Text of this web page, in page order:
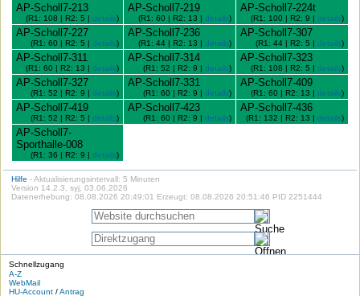
AP-Scholl7-213
(R1: 108 | R2: 5 | details)
AP-Scholl7-219
(R1: 60 | R2: 13 | details)
AP-Scholl7-224t
(R1: 100 | R2: 9 | details)
AP-Scholl7-227
(R1: 60 | R2: 5 | details)
AP-Scholl7-236
(R1: 44 | R2: 13 | details)
AP-Scholl7-307
(R1: 44 | R2: 5 | details)
AP-Scholl7-311
(R1: 60 | R2: 13 | details)
AP-Scholl7-314
(R1: 52 | R2: 9 | details)
AP-Scholl7-323
(R1: 108 | R2: 5 | details)
AP-Scholl7-327
(R1: 52 | R2: 9 | details)
AP-Scholl7-331
(R1: 60 | R2: 9 | details)
AP-Scholl7-409
(R1: 60 | R2: 13 | details)
AP-Scholl7-419
(R1: 52 | R2: 5 | details)
AP-Scholl7-423
(R1: 60 | R2: 9 | details)
AP-Scholl7-436
(R1: 132 | R2: 13 | details)
AP-Scholl7-
Sporthalle-008
(R1: 36 | R2: 9 | details)
Hilfe - Aktualisierungsintervall: 5 Minuten
Version 14.2.3, syj, 03.06.2026
Datenerhebung: 08.08.2026 20:49:01 Erzeugt: 08.08.2026 20:51:46 PID 2251444
Schnellzugang
A-Z
WebMail
HU-Account /Antrag